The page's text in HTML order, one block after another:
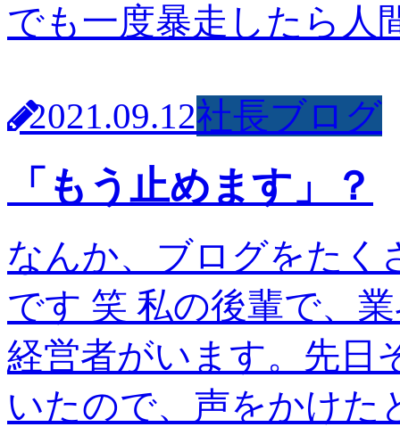
でも一度暴走したら
2021.09.12社長ブログ
「もう止めます」？
なんか、ブログをたく
です 笑 私の後輩で、
経営者がいます。先日
いたので、声をかけた